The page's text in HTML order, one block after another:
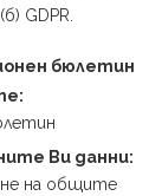
GDPR.
бюлетин
Ви данни:
на общите